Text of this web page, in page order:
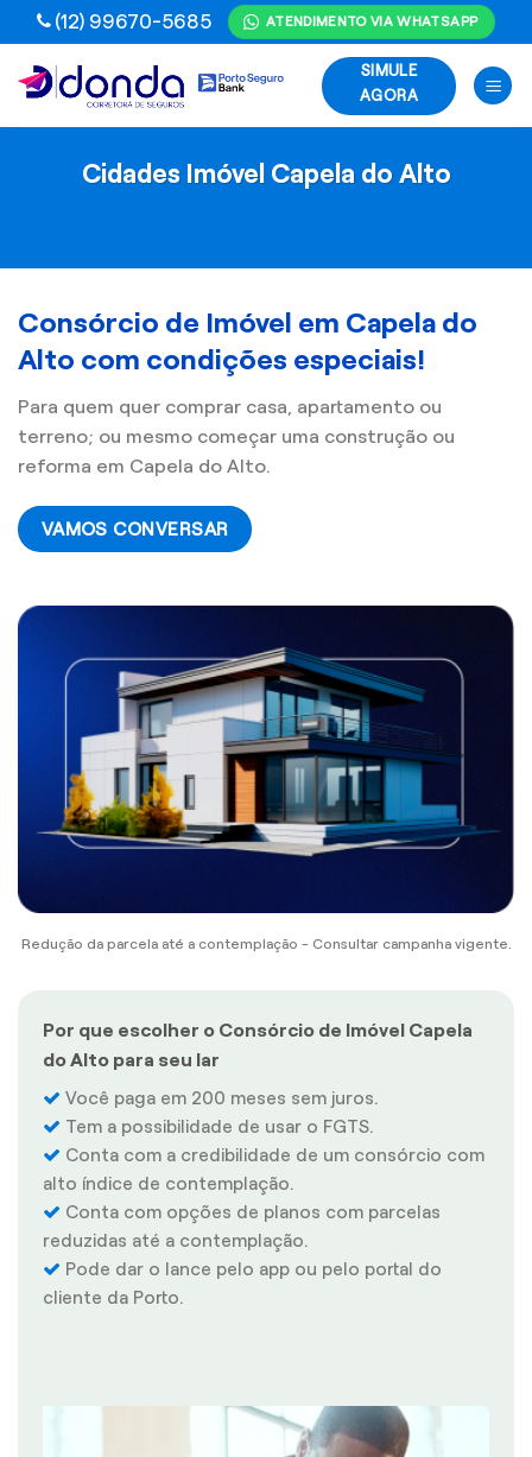
Skip
to
content
(12) 99670-5685 ATENDIMENTO VIA WHATSAPP
SIMULE
AGORA
Cidades Imóvel Capela do Alto
Consórcio de Imóvel em Capela do
Alto com condições especiais!
Para quem quer comprar casa, apartamento ou
terreno; ou mesmo começar uma construção ou
reforma em Capela do Alto.
VAMOS CONVERSAR
Redução da parcela até a contemplação - Consultar campanha vigente.
Por que escolher o Consórcio de Imóvel Capela
do Alto para seu lar
Você paga em 200 meses sem juros.
Tem a possibilidade de usar o FGTS.
Conta com a credibilidade de um consórcio com
alto índice de contemplação.
Conta com opções de planos com parcelas
reduzidas até a contemplação.
Pode dar o lance pelo app ou pelo portal do
cliente da Porto.